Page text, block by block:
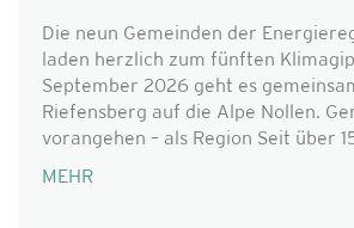
Die neun Gemeinden der
laden herzlich zum fünften
September 2026 geht es
Riefensberg auf die Alpe Nollen.
vorangehen – als Region Seit über
MEHR